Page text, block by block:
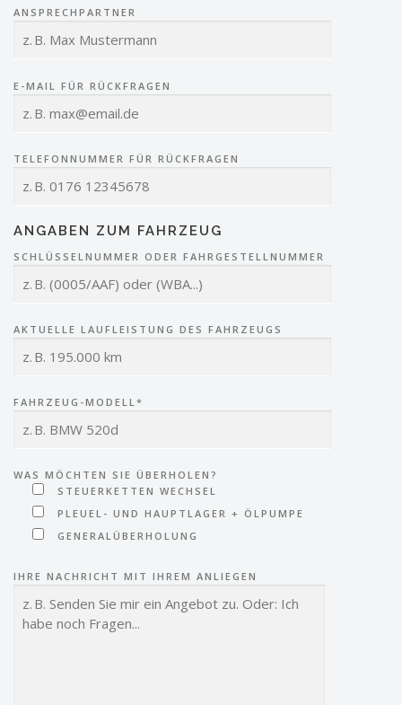
ANSPRECHPARTNER
E-MAIL FÜR RÜCKFRAGEN
TELEFONNUMMER FÜR RÜCKFRAGEN
ANGABEN ZUM FAHRZEUG
SCHLÜSSELNUMMER ODER FAHRGESTELLNUMMER
AKTUELLE LAUFLEISTUNG DES FAHRZEUGS
FAHRZEUG-MODELL*
WAS MÖCHTEN SIE ÜBERHOLEN?
STEUERKETTEN WECHSEL
PLEUEL- UND HAUPTLAGER + ÖLPUMPE
GENERALÜBERHOLUNG
IHRE NACHRICHT MIT IHREM ANLIEGEN